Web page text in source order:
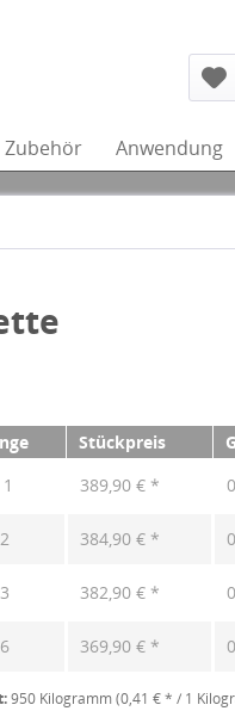
Zubehör Anwendung
Stückpreis
1 389,90 € *
2 384,90 € *
3 382,90 € *
6 369,90 € *
950 Kilogramm (0,41 € * / 1